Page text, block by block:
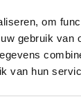
om
gebruik
van hun
in
ALLES